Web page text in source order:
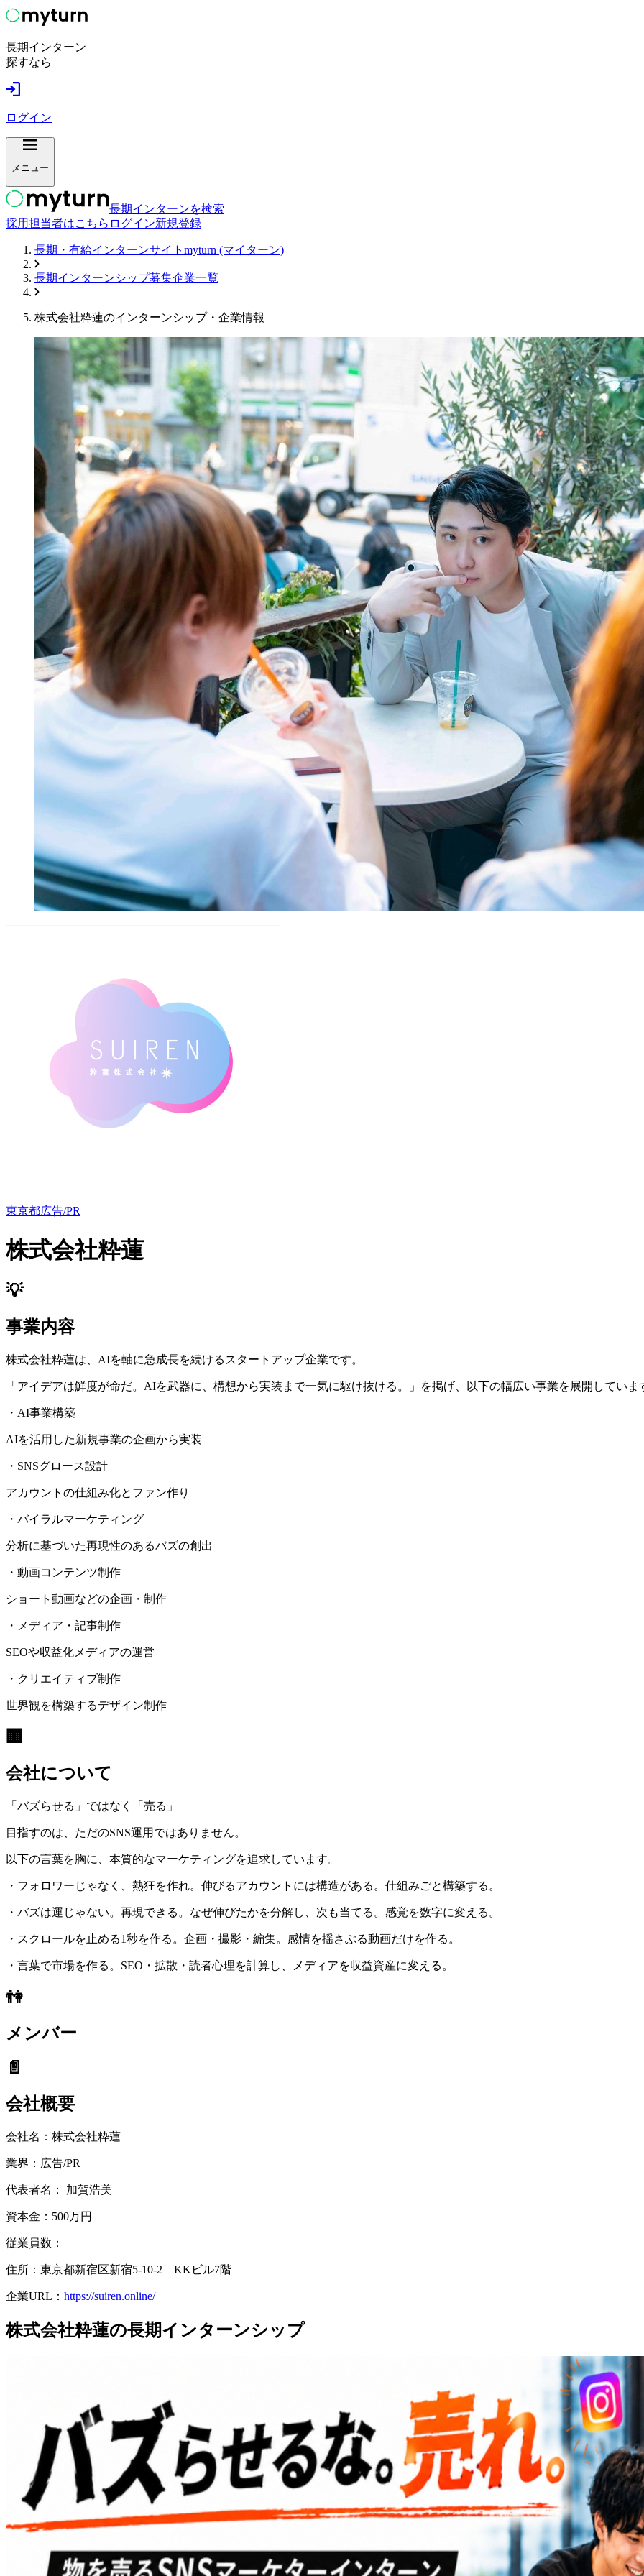
長期インターン
探すなら
ログイン
メニュー
長期インターンを検索
採用担当者はこちら ログイン新規登録
長期・有給インターンサイトmyturn (マイターン)
長期インターンシップ募集企業一覧
株式会社粋蓮のインターンシップ・企業情報
東京都広告/PR
株式会社粋蓮
💡
事業内容
株式会社粋蓮は、AIを軸に急成長を続けるスタートアップ企業です。
「アイデアは鮮度が命だ。AIを武器に、構想から実装まで一気に駆け抜ける。」を掲げ、以下の幅広い事業を展開していま
・AI事業構築
AIを活用した新規事業の企画から実装
・SNSグロース設計
アカウントの仕組み化とファン作り
・バイラルマーケティング
分析に基づいた再現性のあるバズの創出
・動画コンテンツ制作
ショート動画などの企画・制作
・メディア・記事制作
SEOや収益化メディアの運営
・クリエイティブ制作
世界観を構築するデザイン制作
🏢
会社について
「バズらせる」ではなく「売る」
目指すのは、ただのSNS運用ではありません。
以下の言葉を胸に、本質的なマーケティングを追求しています。
・フォロワーじゃなく、熱狂を作れ。伸びるアカウントには構造がある。仕組みごと構築する。
・バズは運じゃない。再現できる。なぜ伸びたかを分解し、次も当てる。感覚を数字に変える。
・スクロールを止める1秒を作る。企画・撮影・編集。感情を揺さぶる動画だけを作る。
・言葉で市場を作る。SEO・拡散・読者心理を計算し、メディアを収益資産に変える。
👫
メンバー
📄
会社概要
会社名： 株式会社粋蓮
業界： 広告/PR
代表者名： 加賀浩美
資本金： 500万円
従業員数：
住所：東京都新宿区新宿5-10-2 KKビル7階
企業URL： https://suiren.online/
株式会社粋蓮の長期インターンシップ